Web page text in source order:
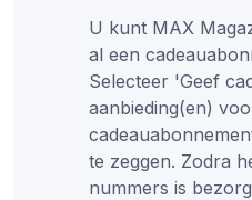
U kunt MAX
al een
Selecteer 'Geef
aanbieding(en)
te zeggen. Zodra
nummers is